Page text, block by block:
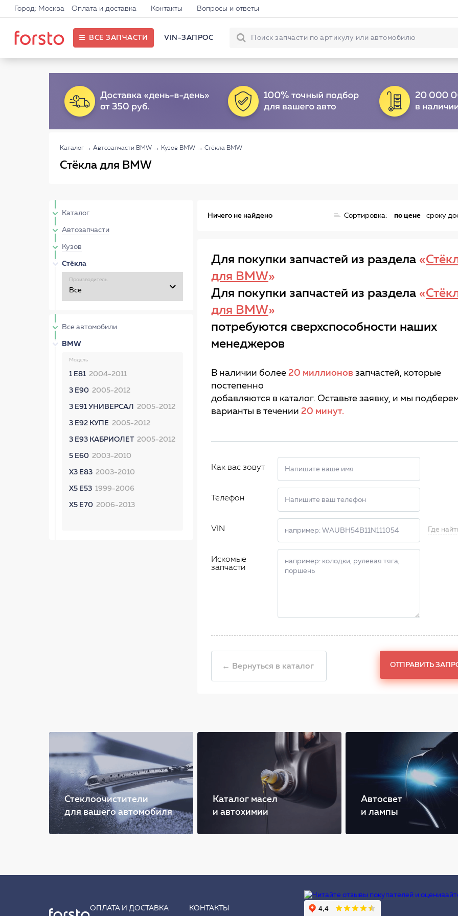
Город: Москва Оплата и доставка Контакты Вопросы и ответы
ВСЕ ЗАПЧАСТИ VIN-ЗАПРОС
Каталог → Автозапчасти BMW → Кузов BMW → Стёкла BMW
Стёкла для BMW
Каталог
Автозапчасти
Кузов
Стёкла
Производитель
Все автомобили
BMW
Модель
1 E81 2004-2011
3 E90 2005-2012
3 E91 УНИВЕРСАЛ 2005-2012
3 E92 КУПЕ 2005-2012
3 E93 КАБРИОЛЕТ 2005-2012
5 E60 2003-2010
X3 E83 2003-2010
X5 E53 1999-2006
X5 E70 2006-2013
Ничего не найдено Сортировка: по цене сроку
Для покупки запчастей из раздела «
для BMW»
Для покупки запчастей из раздела «
для BMW»
потребуются сверхспособности наших
менеджеров
В наличии более 20 миллионов запчастей, которые
постепенно
добавляются в каталог. Оставьте заявку, и мы
варианты в течении 20 минут.
Как вас зовут
Телефон
VIN Где
Искомые
запчасти
← Вернуться в каталог ОТПРАВИТЬ
Стеклоочистители
для вашего автомобиля
Каталог масел
и автохимии
Автосвет
и лампы
ОПЛАТА И ДОСТАВКА КОНТАКТЫ